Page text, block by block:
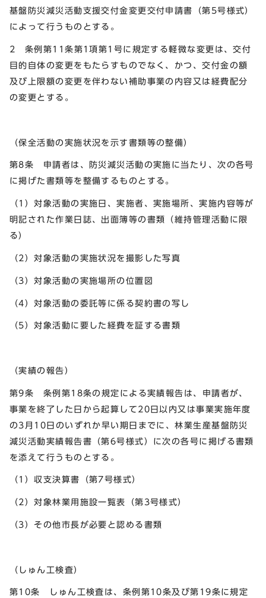
基盤防災減災活動支援交付金変更交付申請書（第5号様式）
によって行うものとする。
2 条例第11条第1項第1号に規定する軽微な変更は、交付
目的自体の変更をもたらすものでなく、かつ、交付金の額
及び上限額の変更を伴わない補助事業の内容又は経費配分
の変更とする。
（保全活動の実施状況を示す書類等の整備）
第8条 申請者は、防災減災活動の実施に当たり、次の各号
に掲げた書類等を整備するものとする。
（1）対象活動の実施日、実施者、実施場所、実施内容等が
明記された作業日誌、出面簿等の書類（維持管理活動に限
る）
（2）対象活動の実施状況を撮影した写真
（3）対象活動の実施場所の位置図
（4）対象活動の委託等に係る契約書の写し
（5）対象活動に要した経費を証する書類
（実績の報告）
第9条 条例第18条の規定による実績報告は、申請者が、
事業を終了した日から起算して20日以内又は事業実施年度
の3月10日のいずれか早い期日までに、林業生産基盤防災
減災活動実績報告書（第6号様式）に次の各号に掲げる書類
を添えて行うものとする。
（1）収支決算書（第7号様式）
（2）対象林業用施設一覧表（第3号様式）
（3）その他市長が必要と認める書類
（しゅん工検査）
第10条 しゅん工検査は、条例第10条及び第19条に規定